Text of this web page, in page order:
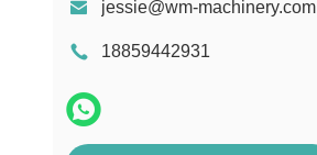
jessie@wm-machinery.com
18859442931